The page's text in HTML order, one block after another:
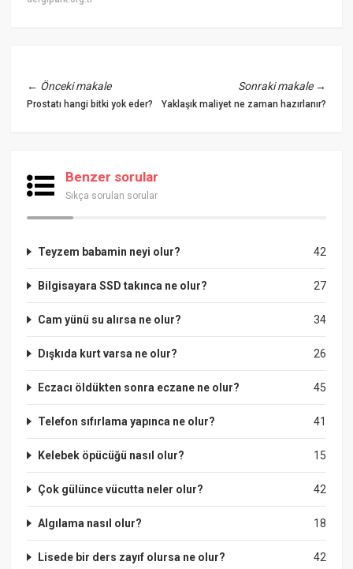
← Önceki makale
Prostatı hangi bitki yok eder?
Sonraki makale→
Yaklaşık maliyet ne zaman hazırlanır?
Benzer sorular
Sıkça sorulan sorular
42
Teyzem babamin neyi olur?
27
Bilgisayara SSD takınca ne olur?
34
Cam yünü su alırsa ne olur?
26
Dışkıda kurt varsa ne olur?
45
Eczacı öldükten sonra eczane ne olur?
41
Telefon sıfırlama yapınca ne olur?
15
Kelebek öpücüğü nasıl olur?
42
Çok gülünce vücutta neler olur?
18
Algılama nasıl olur?
42
Lisede bir ders zayıf olursa ne olur?